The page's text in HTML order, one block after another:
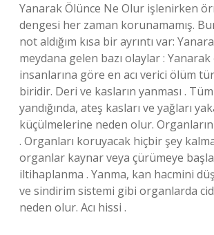
Yanarak Ölünce Ne Olur işlenirken
dengesi her zaman korunamamış.
not aldığım kısa bir ayrıntı var:
meydana gelen bazı olaylar :
insanlarına göre en acı verici ölüm
biridir. Deri ve kasların yanması .
yandığında, ateş kasları ve yağları
küçülmelerine neden olur.
. Organları koruyacak hiçbir şey
organlar kaynar veya çürümeye
iltihaplanma . Yanma, kan hacmini
ve sindirim sistemi gibi organlarda
neden olur. Acı hissi .